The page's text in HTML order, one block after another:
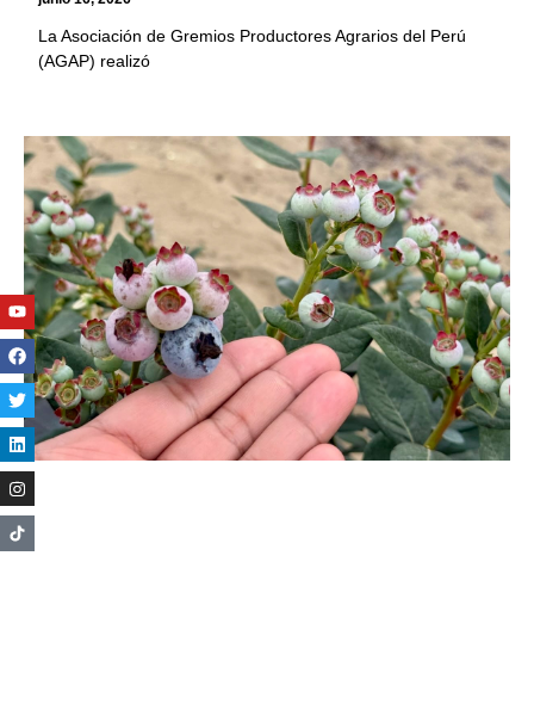
La Asociación de Gremios Productores Agrarios del Perú
(AGAP) realizó
Youtube
Facebook
Twitter
Linkedin
Instagram